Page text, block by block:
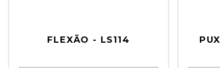
FLEXÃO - LS114